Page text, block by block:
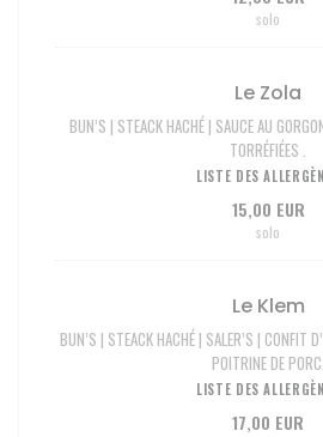
solo
Le Zola
BUN’S | STEACK HACHÉ | SAUCE AU
TORRÉFIÉES .
LISTE DES
15,00 EUR
solo
Le Klem
BUN’S | STEACK HACHÉ | SALER’S | CONFIT
POITRINE DE PORC.
LISTE DES
17,00 EUR